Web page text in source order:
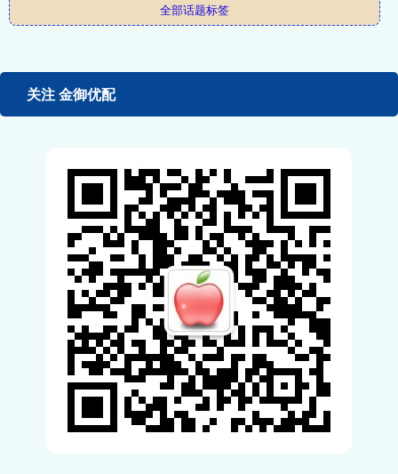
全部话题标签
关注 金御优配